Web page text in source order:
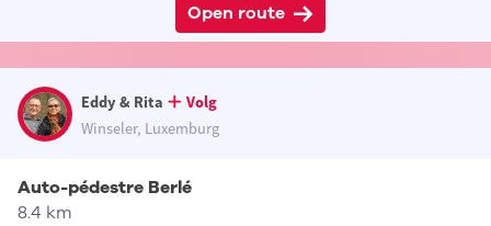
Open route
Eddy & Rita
Volg
Winseler, Luxemburg
Auto-pédestre Berlé
8.4 km